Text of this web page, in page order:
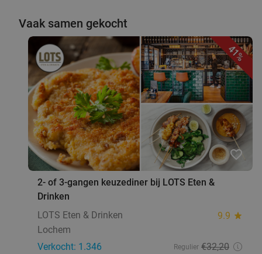
Vaak samen gekocht
41%
favorite_border
2- of 3-gangen keuzediner bij LOTS Eten &
Drinken
LOTS Eten & Drinken
9.9 star
Lochem
Verkocht: 1.346
Regulier €32,20